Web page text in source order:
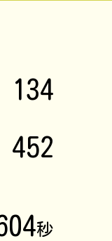
134
452
秒